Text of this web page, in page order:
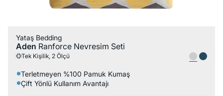
Yataş Bedding
Aden Ranforce Nevresim Seti
Tek Kişilik, 2 Ölçü
Terletmeyen %100 Pamuk Kumaş
Çift Yönlü Kullanım Avantajı